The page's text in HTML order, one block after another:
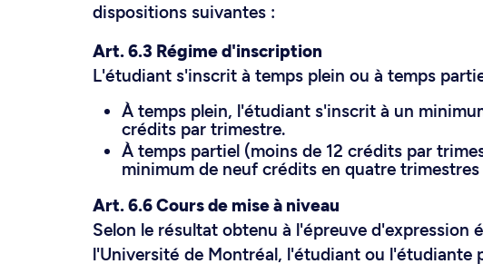
dispositions suivantes :
Art. 6.3 Régime d'inscription
L'étudiant s'inscrit à temps plein ou à temps
À temps plein, l'étudiant s'inscrit à un
crédits par trimestre.
À temps partiel (moins de 12 crédits par
minimum de neuf crédits en quatre
Art. 6.6 Cours de mise à niveau
Selon le résultat obtenu à l'épreuve
l'Université de Montréal, l'étudiant ou l'étudiante